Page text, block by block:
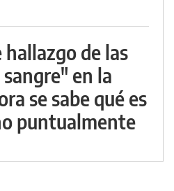
de las
en la
se sabe qué es
puntualmente